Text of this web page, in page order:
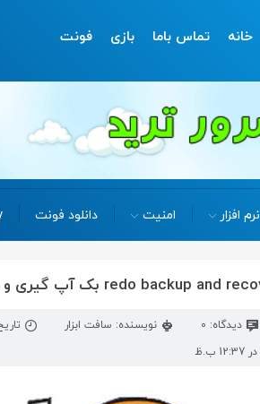
خانه تماس باما بازی فونت
نرم افزار امنیت دانلود فونت
دیدگاه: 0 نویسنده: سافت ابزار
تاریخ